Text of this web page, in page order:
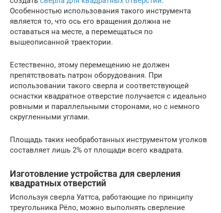
Особенностью использования такого инструмента
является то, что ось его вращения должна не
оставаться на месте, а перемещаться по
вышеописанной траектории.
Естественно, этому перемещению не должен
препятствовать патрон оборудования. При
использовании такого сверла и соответствующей
оснастки квадратное отверстие получается с идеально
ровными и параллельными сторонами, но с немного
скругленными углами.
Площадь таких необработанных инструментом уголков
составляет лишь 2% от площади всего квадрата.
Изготовление устройства для сверления
квадратных отверстий
Используя сверла Уаттса, работающие по принципу
треугольника Рёло, можно выполнять сверление